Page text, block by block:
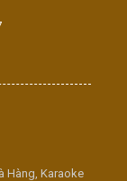
Hàng, Karaoke